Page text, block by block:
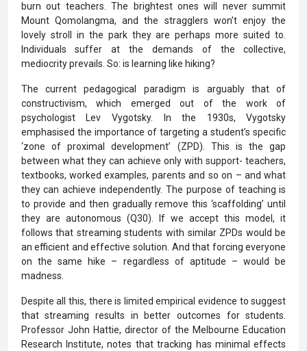
burn out teachers. The brightest ones will never summit
Mount Qomolangma, and the stragglers won’t enjoy the
lovely stroll in the park they are perhaps more suited to.
Individuals suffer at the demands of the collective,
mediocrity prevails. So: is learning like hiking?
The current pedagogical paradigm is arguably that of
constructivism, which emerged out of the work of
psychologist Lev Vygotsky. In the 1930s, Vygotsky
emphasised the importance of targeting a student’s specific
‘zone of proximal development’ (ZPD). This is the gap
between what they can achieve only with support- teachers,
textbooks, worked examples, parents and so on – and what
they can achieve independently. The purpose of teaching is
to provide and then gradually remove this ‘scaffolding’ until
they are autonomous (Q30). If we accept this model, it
follows that streaming students with similar ZPDs would be
an efficient and effective solution. And that forcing everyone
on the same hike – regardless of aptitude – would be
madness.
Despite all this, there is limited empirical evidence to suggest
that streaming results in better outcomes for students.
Professor John Hattie, director of the Melbourne Education
Research Institute, notes that tracking has minimal effects